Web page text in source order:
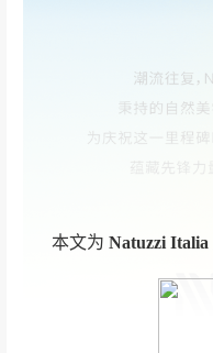
本文为 Natuzzi Italia